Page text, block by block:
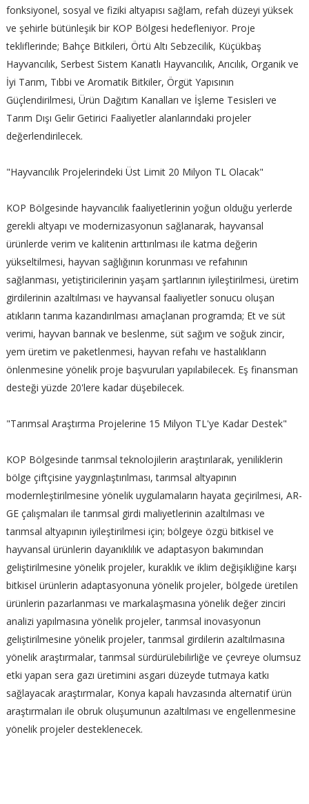
fonksiyonel, sosyal ve fiziki altyapısı sağlam, refah düzeyi yüksek
ve şehirle bütünleşik bir KOP Bölgesi hedefleniyor. Proje
tekliflerinde; Bahçe Bitkileri, Örtü Altı Sebzecilik, Küçükbaş
Hayvancılık, Serbest Sistem Kanatlı Hayvancılık, Arıcılık, Organik ve
İyi Tarım, Tıbbi ve Aromatik Bitkiler, Örgüt Yapısının
Güçlendirilmesi, Ürün Dağıtım Kanalları ve İşleme Tesisleri ve
Tarım Dışı Gelir Getirici Faaliyetler alanlarındaki projeler
değerlendirilecek.
"Hayvancılık Projelerindeki Üst Limit 20 Milyon TL Olacak"
KOP Bölgesinde hayvancılık faaliyetlerinin yoğun olduğu yerlerde
gerekli altyapı ve modernizasyonun sağlanarak, hayvansal
ürünlerde verim ve kalitenin arttırılması ile katma değerin
yükseltilmesi, hayvan sağlığının korunması ve refahının
sağlanması, yetiştiricilerinin yaşam şartlarının iyileştirilmesi, üretim
girdilerinin azaltılması ve hayvansal faaliyetler sonucu oluşan
atıkların tarıma kazandırılması amaçlanan programda; Et ve süt
verimi, hayvan barınak ve beslenme, süt sağım ve soğuk zincir,
yem üretim ve paketlenmesi, hayvan refahı ve hastalıkların
önlenmesine yönelik proje başvuruları yapılabilecek. Eş finansman
desteği yüzde 20'lere kadar düşebilecek.
"Tarımsal Araştırma Projelerine 15 Milyon TL'ye Kadar Destek"
KOP Bölgesinde tarımsal teknolojilerin araştırılarak, yeniliklerin
bölge çiftçisine yaygınlaştırılması, tarımsal altyapının
modernleştirilmesine yönelik uygulamaların hayata geçirilmesi, AR-
GE çalışmaları ile tarımsal girdi maliyetlerinin azaltılması ve
tarımsal altyapının iyileştirilmesi için; bölgeye özgü bitkisel ve
hayvansal ürünlerin dayanıklılık ve adaptasyon bakımından
geliştirilmesine yönelik projeler, kuraklık ve iklim değişikliğine karşı
bitkisel ürünlerin adaptasyonuna yönelik projeler, bölgede üretilen
ürünlerin pazarlanması ve markalaşmasına yönelik değer zinciri
analizi yapılmasına yönelik projeler, tarımsal inovasyonun
geliştirilmesine yönelik projeler, tarımsal girdilerin azaltılmasına
yönelik araştırmalar, tarımsal sürdürülebilirliğe ve çevreye olumsuz
etki yapan sera gazı üretimini asgari düzeyde tutmaya katkı
sağlayacak araştırmalar, Konya kapalı havzasında alternatif ürün
araştırmaları ile obruk oluşumunun azaltılması ve engellenmesine
yönelik projeler desteklenecek.